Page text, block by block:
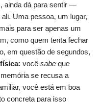
ainda dá para sentir —
Uma pessoa, um lugar,
para ser apenas um
como quem tenta fechar
em questão de segundos,
você sabe que
se recusa a
você está em boa
concreta para isso